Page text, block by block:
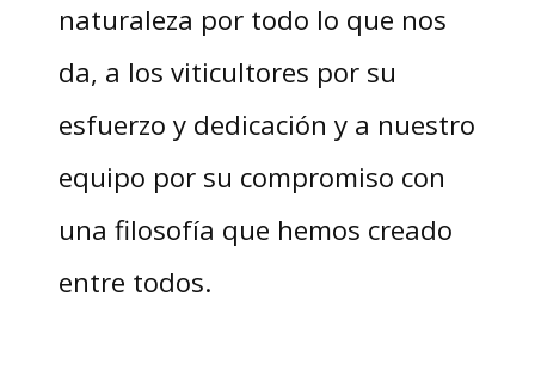
naturaleza por todo lo que nos
da, a los viticultores por su
esfuerzo y dedicación y a nuestro
equipo por su compromiso con
una filosofía que hemos creado
entre todos.